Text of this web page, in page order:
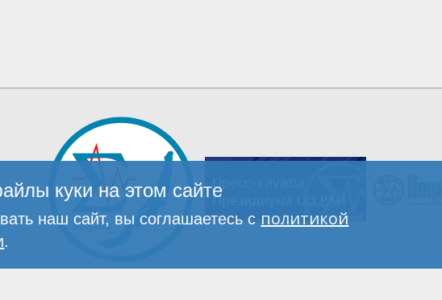
куки на этом сайте
наш сайт, вы соглашаетесь с политикой
.